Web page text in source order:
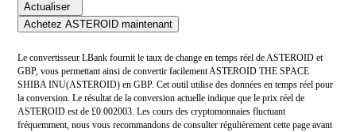
Actualiser
Achetez ASTEROID maintenant
Le convertisseur LBank fournit le taux de change en temps réel de ASTEROID et
GBP, vous permettant ainsi de convertir facilement ASTEROID THE SPACE
SHIBA INU(ASTEROID) en GBP. Cet outil utilise des données en temps réel pour
la conversion. Le résultat de la conversion actuelle indique que le prix réel de
ASTEROID est de £0.002003. Les cours des cryptomonnaies fluctuant
fréquemment, nous vous recommandons de consulter régulièrement cette page avant